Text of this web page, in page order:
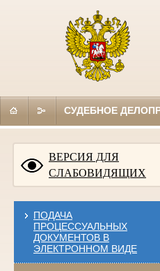
СУДЕБНОЕ
ВЕРСИЯ ДЛЯ
СЛАБОВИДЯЩИХ
ПОДАЧА
ПРОЦЕССУАЛЬНЫХ
ДОКУМЕНТОВ В
ЭЛЕКТРОННОМ ВИДЕ